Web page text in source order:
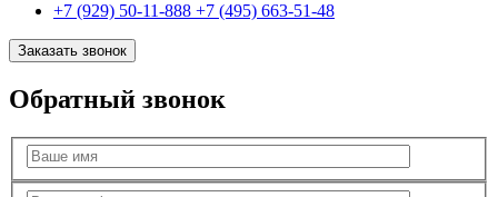
+7 (929) 50-11-888 +7 (495) 663-51-48
Заказать звонок
Обратный звонок